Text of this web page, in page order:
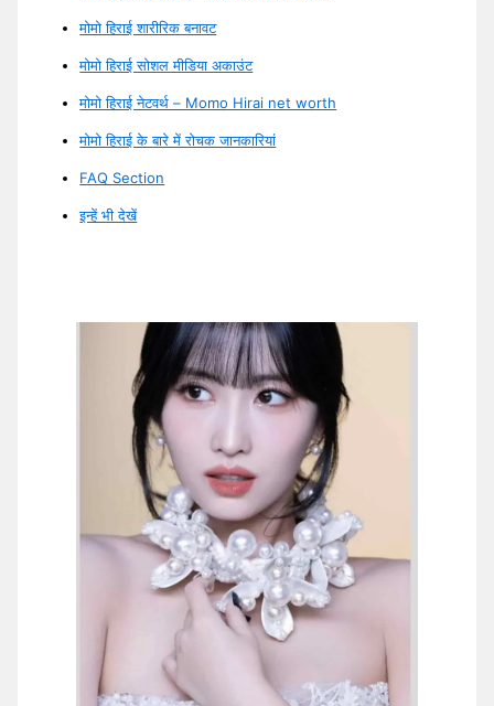
मोमो हिराई शारीरिक बनावट
मोमो हिराई सोशल मीडिया अकाउंट
मोमो हिराई नेटवर्थ – Momo Hirai net worth
मोमो हिराई के बारे में रोचक जानकारियां
FAQ Section
इन्हें भी देखें